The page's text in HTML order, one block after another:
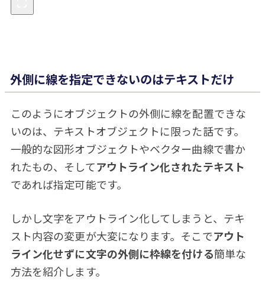
外側に線を指定できないのはテキストだけ
このようにオブジェクトの外側に線を配置できな
いのは、テキストオブジェクトに限った話です。
一般的な図形オブジェクトやベクター曲線で書か
れたもの、そしてアウトライン化されたテキスト
であれば指定可能です。
しかし文字をアウトライン化してしまうと、テキ
スト内容の変更が大変になります。そこでアウト
ライン化せずに文字の外側に枠線を付ける簡単な
方法を紹介します。